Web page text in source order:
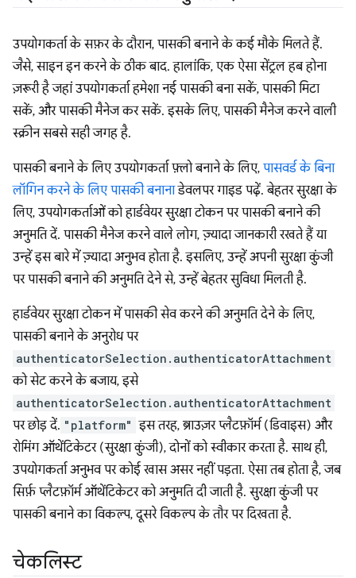
उपयोगकर्ता के सफ़र के दौरान, पासकी बनाने के कई मौके मिलते हैं.
जैसे, साइन इन करने के ठीक बाद. हालांकि, एक ऐसा सेंट्रल हब होना
ज़रूरी है जहां उपयोगकर्ता हमेशा नई पासकी बना सकें, पासकी मिटा
सकें, और पासकी मैनेज कर सकें. इसके लिए, पासकी मैनेज करने वाली
स्क्रीन सबसे सही जगह है.
पासकी बनाने के लिए उपयोगकर्ता फ़्लो बनाने के लिए, पासवर्ड के बिना
लॉगिन करने के लिए पासकी बनानाडेवलपर गाइड पढ़ें. बेहतर सुरक्षा के
लिए, उपयोगकर्ताओं को हार्डवेयर सुरक्षा टोकन पर पासकी बनाने की
अनुमति दें. पासकी मैनेज करने वाले लोग, ज़्यादा जानकारी रखते हैं या
उन्हें इस बारे में ज़्यादा अनुभव होता है. इसलिए, उन्हें अपनी सुरक्षा कुंजी
पर पासकी बनाने की अनुमति देने से, उन्हें बेहतर सुविधा मिलती है.
हार्डवेयर सुरक्षा टोकन में पासकी सेव करने की अनुमति देने के लिए,
पासकी बनाने के अनुरोध पर
authenticatorSelection.authenticatorAttachment
को सेट करने के बजाय, इसे
authenticatorSelection.authenticatorAttachment
पर छोड़ दें. "platform" इस तरह, ब्राउज़र प्लैटफ़ॉर्म (डिवाइस) और
रोमिंग ऑथेंटिकेटर (सुरक्षा कुंजी), दोनों को स्वीकार करता है. साथ ही,
उपयोगकर्ता अनुभव पर कोई खास असर नहीं पड़ता. ऐसा तब होता है, जब
सिर्फ़ प्लैटफ़ॉर्म ऑथेंटिकेटर को अनुमति दी जाती है. सुरक्षा कुंजी पर
पासकी बनाने का विकल्प, दूसरे विकल्प के तौर पर दिखता है.
चेकलिस्ट